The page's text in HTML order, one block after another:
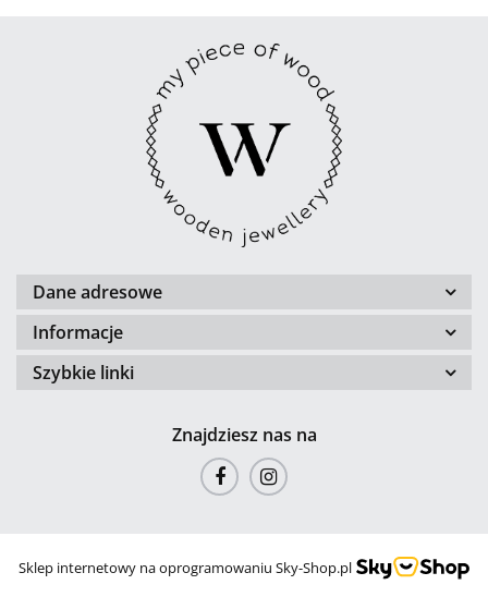
Dane adresowe
Informacje
Szybkie linki
Znajdziesz nas na
Sklep internetowy na oprogramowaniu Sky-Shop.pl